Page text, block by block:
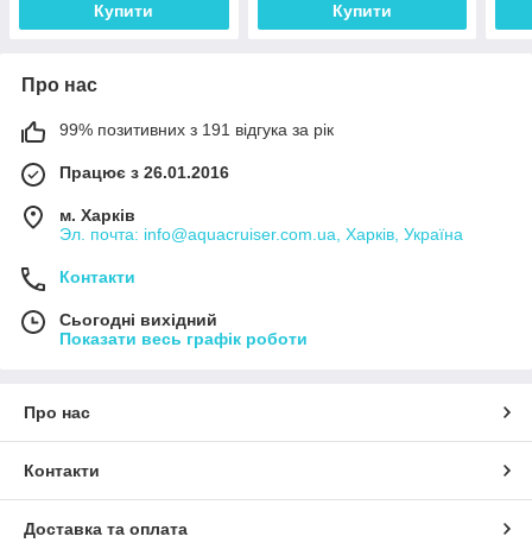
Купити Купити
Про нас
99% позитивних з 191 відгука за рік
Працює з 26.01.2016
м. Харків
Эл. почта: info@aquacruiser.com.ua, Харків, Україна
Контакти
Сьогодні вихідний
Показати весь графік роботи
Про нас
Контакти
Доставка та оплата